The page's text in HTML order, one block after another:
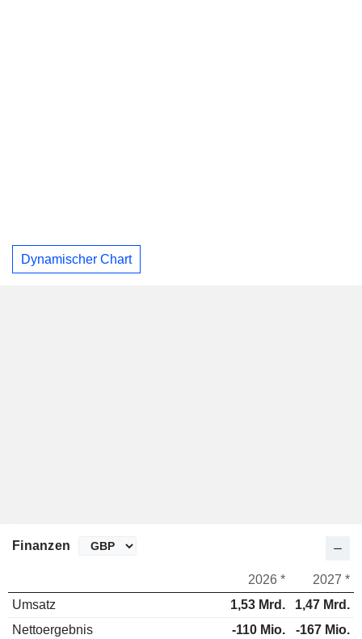
Dynamischer Chart
Finanzen
2026 *
2027 *
Umsatz
1,53 Mrd.
1,47 Mrd.
Nettoergebnis
-110 Mio.
-167 Mio.